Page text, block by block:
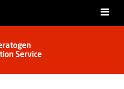
Service